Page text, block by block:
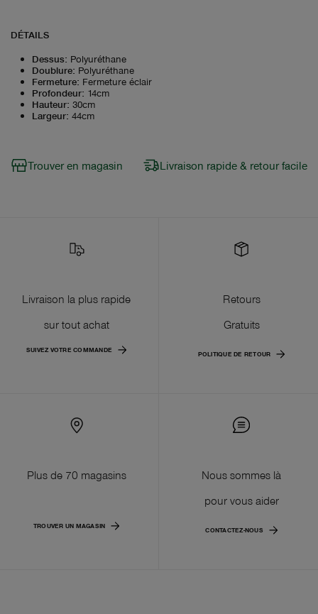
DÉTAILS
Dessus: Polyuréthane
Doublure: Polyuréthane
Fermeture: Fermeture éclair
Profondeur: 14cm
Hauteur: 30cm
Largeur: 44cm
Trouver en magasin Livraison rapide & retour facile
Livraison la plus rapide
sur tout achat
SUIVEZ VOTRE COMMANDE
Retours
Gratuits
POLITIQUE DE RETOUR
Plus de 70 magasins
TROUVER UN MAGASIN
Nous sommes là
pour vous aider
CONTACTEZ-NOUS